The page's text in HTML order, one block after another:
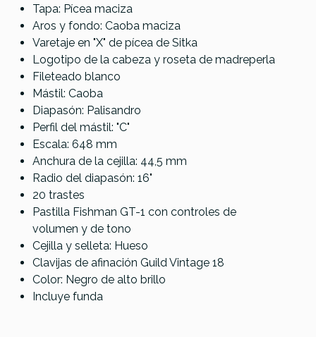
Tapa: Pícea maciza
Aros y fondo: Caoba maciza
Varetaje en "X" de pícea de Sitka
Logotipo de la cabeza y roseta de madreperla
Fileteado blanco
Mástil: Caoba
Diapasón: Palisandro
Perfil del mástil: "C"
Escala: 648 mm
Anchura de la cejilla: 44,5 mm
Radio del diapasón: 16"
20 trastes
Pastilla Fishman GT-1 con controles de
volumen y de tono
Cejilla y selleta: Hueso
Clavijas de afinación Guild Vintage 18
Color: Negro de alto brillo
Incluye funda
Referencia GUITACUGLD026
Epiphone
J-45 EC
Aged
Wine Red
Exclusive
Yamaha CSF-
FGX830C
NT
EC VS
739,00 € 735,00 €
No hay características para comparar